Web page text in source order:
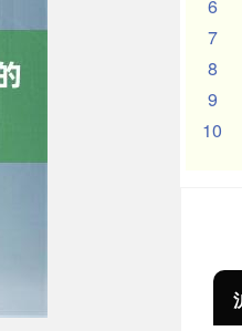
6
7
8
9
10